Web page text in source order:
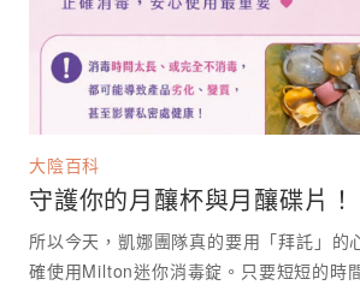
大陰百科
守護你的月釀杯與月釀碟片！
所以今天，凱娜團隊真的要用「拜託」的
確使用Milton迷你消毒錠。只要短短的時